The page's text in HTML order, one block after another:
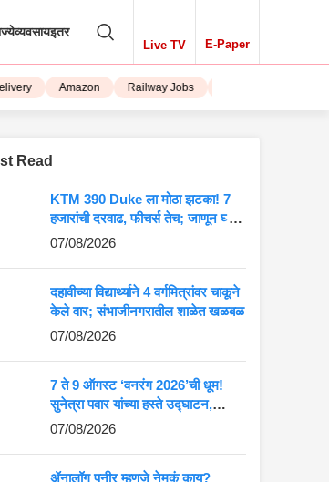
व्यवसायइतर
Live TV E-Paper
Amazon Railway Jobs iPhone 15
Read
KTM 390 Duke ला मोठा झटका! 7
हजारांची दरवाढ, फीचर्स तेच; जाणून घ्या
5 मोठे बदल
07/08/2026
दहावीच्या विद्यार्थ्याने 4 वर्गमित्रांवर चाकूने
केले वार; संभाजीनगरातील शाळेत खळबळ
07/08/2026
7 ते 9 ऑगस्ट ‘वनरंग 2026’ची धूम!
सुनेत्रा पवार यांच्या हस्ते उद्घाटन,
आदिवासी कलेला मोठे व्यासपीठ
07/08/2026
ॲनालॉग पनीर म्हणजे नेमकं काय?